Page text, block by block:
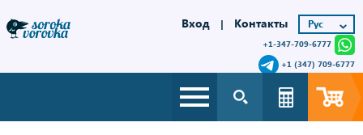
Вход | Контакты
+1-347-709-6777
+1 (347) 709-6777